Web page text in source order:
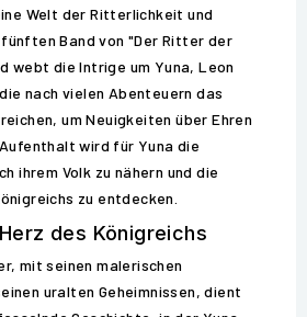
Welt der Ritterlichkeit und
Band von "Der Ritter der
webt die Intrige um Yuna, Leon
nach vielen Abenteuern das
um Neuigkeiten über Ehren
wird für Yuna die
ihrem Volk zu nähern und die
zu entdecken.
des Königreichs
mit seinen malerischen
uralten Geheimnissen, dient